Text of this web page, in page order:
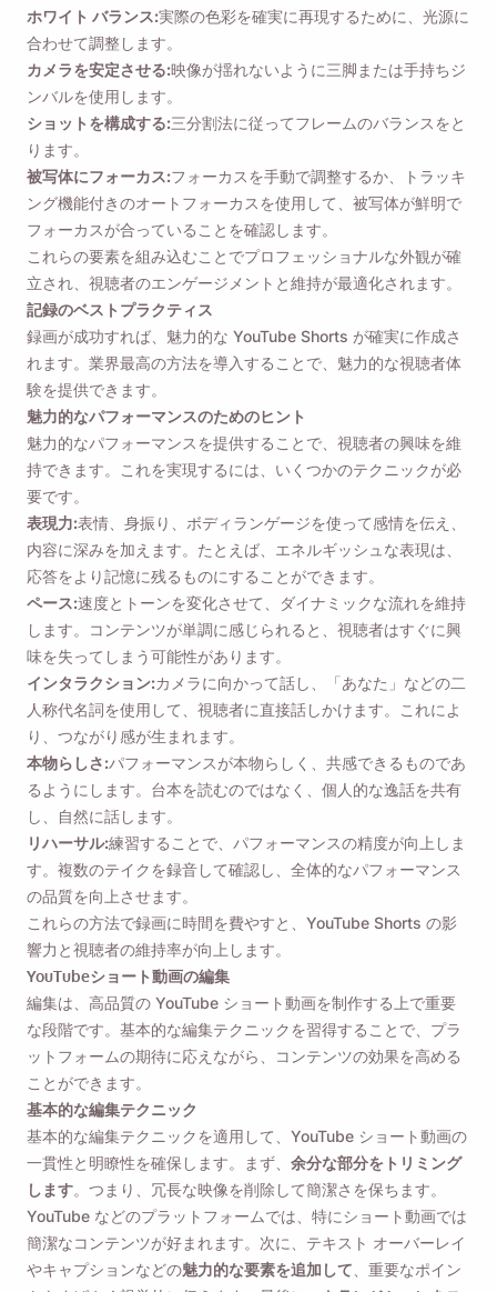
ホワイト バランス:実際の色彩を確実に再現するために、光源に
合わせて調整します。
カメラを安定させる:映像が揺れないように三脚または手持ちジ
ンバルを使用します。
ショットを構成する:三分割法に従ってフレームのバランスをと
ります。
被写体にフォーカス:フォーカスを手動で調整するか、トラッキ
ング機能付きのオートフォーカスを使用して、被写体が鮮明で
フォーカスが合っていることを確認します。
これらの要素を組み込むことでプロフェッショナルな外観が確
立され、視聴者のエンゲージメントと維持が最適化されます。
記録のベストプラクティス
録画が成功すれば、魅力的な YouTube Shorts が確実に作成さ
れます。業界最高の方法を導入することで、魅力的な視聴者体
験を提供できます。
魅力的なパフォーマンスのためのヒント
魅力的なパフォーマンスを提供することで、視聴者の興味を維
持できます。これを実現するには、いくつかのテクニックが必
要です。
表現力:表情、身振り、ボディランゲージを使って感情を伝え、
内容に深みを加えます。たとえば、エネルギッシュな表現は、
応答をより記憶に残るものにすることができます。
ペース:速度とトーンを変化させて、ダイナミックな流れを維持
します。コンテンツが単調に感じられると、視聴者はすぐに興
味を失ってしまう可能性があります。
インタラクション:カメラに向かって話し、「あなた」などの二
人称代名詞を使用して、視聴者に直接話しかけます。これによ
り、つながり感が生まれます。
本物らしさ:パフォーマンスが本物らしく、共感できるものであ
るようにします。台本を読むのではなく、個人的な逸話を共有
し、自然に話します。
リハーサル:練習することで、パフォーマンスの精度が向上しま
す。複数のテイクを録音して確認し、全体的なパフォーマンス
の品質を向上させます。
これらの方法で録画に時間を費やすと、YouTube Shorts の影
響力と視聴者の維持率が向上します。
YouTubeショート動画の編集
編集は、高品質の YouTube ショート動画を制作する上で重要
な段階です。基本的な編集テクニックを習得することで、プラ
ットフォームの期待に応えながら、コンテンツの効果を高める
ことができます。
基本的な編集テクニック
基本的な編集テクニックを適用して、YouTube ショート動画の
一貫性と明瞭性を確保します。まず、 余分な部分をトリミング
します。つまり、冗長な映像を削除して簡潔さを保ちます。
YouTube などのプラットフォームでは、特にショート動画では
簡潔なコンテンツが好まれます。次に、テキスト オーバーレイ
やキャプションなどの魅力的な要素を追加して 、重要なポイン
Email
このオプションをチェックすると、当社のプライバシーポリ
シー
送信